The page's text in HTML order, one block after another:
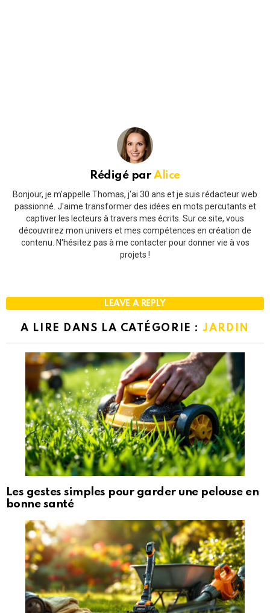
Rédigé parAlice
Bonjour, je m'appelle Thomas, j'ai 30 ans et je suis rédacteur web
passionné. J'aime transformer des idées en mots percutants et
captiver les lecteurs à travers mes écrits. Sur ce site, vous
découvrirez mon univers et mes compétences en création de
contenu. N'hésitez pas à me contacter pour donner vie à vos
projets !
LEAVE A REPLY
A LIRE DANS LA CATÉGORIE :JARDIN
Les gestes simples pour garder une pelouse en
bonne santé